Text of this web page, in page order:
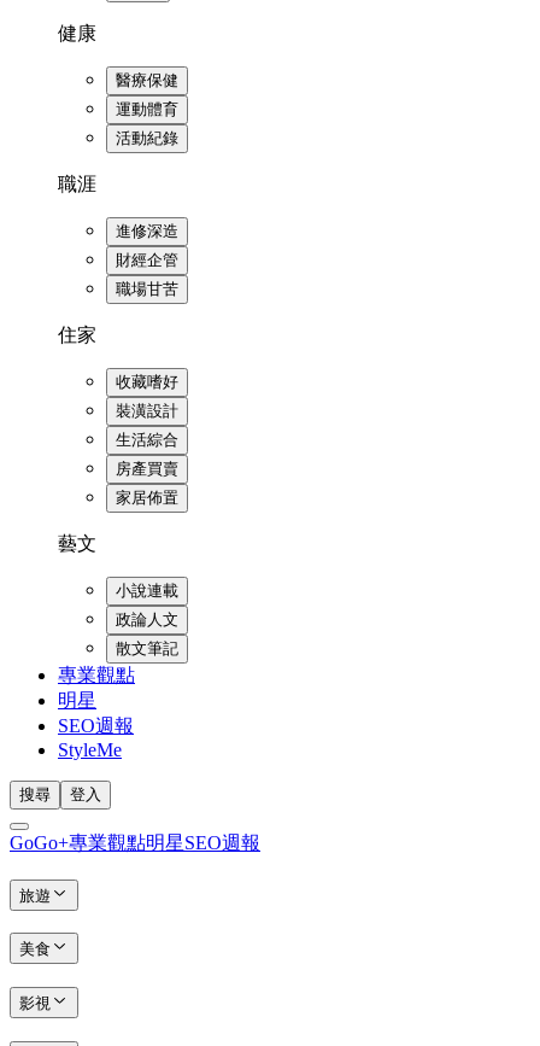
健康
醫療保健
運動體育
活動紀錄
職涯
進修深造
財經企管
職場甘苦
住家
收藏嗜好
裝潢設計
生活綜合
房產買賣
家居佈置
藝文
小說連載
政論人文
散文筆記
專業觀點
明星
SEO週報
StyleMe
搜尋 登入
GoGo+專業觀點明星SEO週報
旅遊
美食
影視